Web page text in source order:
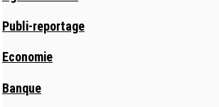
Publi-reportage
Economie
Banque